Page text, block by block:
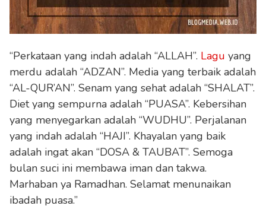
“Perkataan yang indah adalah “ALLAH”. Lagu yang
merdu adalah “ADZAN”. Media yang terbaik adalah
“AL-QUR’AN”. Senam yang sehat adalah “SHALAT”.
Diet yang sempurna adalah “PUASA”. Kebersihan
yang menyegarkan adalah “WUDHU”. Perjalanan
yang indah adalah “HAJI”. Khayalan yang baik
adalah ingat akan “DOSA & TAUBAT”. Semoga
bulan suci ini membawa iman dan takwa.
Marhaban ya Ramadhan. Selamat menunaikan
ibadah puasa.”